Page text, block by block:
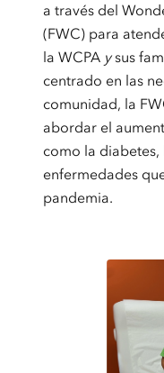
a través del
(FWC) para
la WCPA ysus
centrado en las
comunidad, la
abordar el
como la
enfermedades
pandemia.